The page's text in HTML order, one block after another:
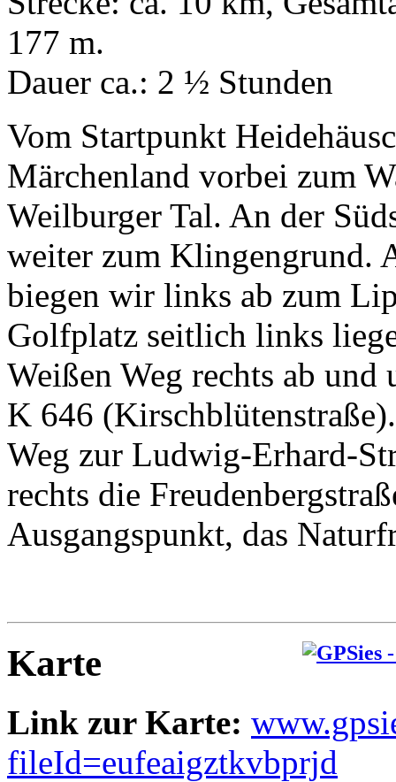
177 m.
Dauer ca.: 2 ½ Stunden
Vom Startpunkt
Märchenland vorbei zum
Weilburger Tal. An der
weiter zum Klingengrund.
biegen wir links ab zum
Golfplatz seitlich links
Weißen Weg rechts ab
K 646
Weg zur Ludwig-Erhard-
rechts die
Ausgangspunkt, das
Karte
Link zur Karte:
fileId=eufeaigztkvbprjd